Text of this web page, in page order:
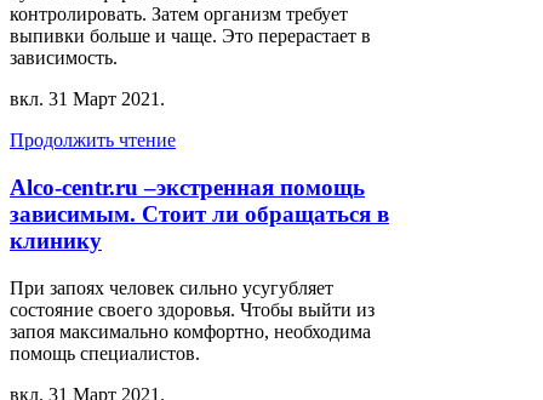
контролировать. Затем организм требует
выпивки больше и чаще. Это перерастает в
зависимость.
вкл. 31 Март 2021.
Продолжить чтение
Alco-centr.ru –экстренная помощь
зависимым. Стоит ли обращаться в
клинику
При запоях человек сильно усугубляет
состояние своего здоровья. Чтобы выйти из
запоя максимально комфортно, необходима
помощь специалистов.
вкл. 31 Март 2021 .